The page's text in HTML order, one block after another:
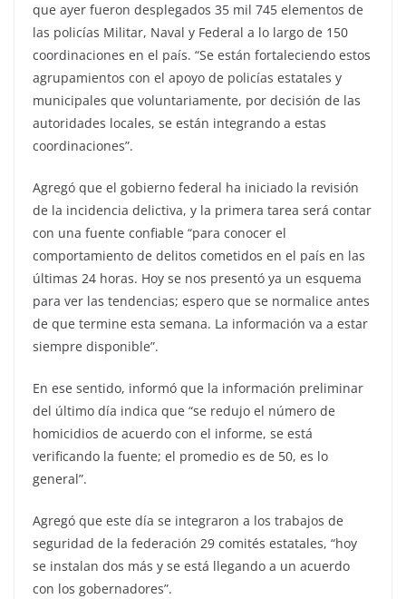
que ayer fueron desplegados 35 mil 745 elementos de
las policías Militar, Naval y Federal a lo largo de 150
coordinaciones en el país. “Se están fortaleciendo estos
agrupamientos con el apoyo de policías estatales y
municipales que voluntariamente, por decisión de las
autoridades locales, se están integrando a estas
coordinaciones”.
Agregó que el gobierno federal ha iniciado la revisión
de la incidencia delictiva, y la primera tarea será contar
con una fuente confiable “para conocer el
comportamiento de delitos cometidos en el país en las
últimas 24 horas. Hoy se nos presentó ya un esquema
para ver las tendencias; espero que se normalice antes
de que termine esta semana. La información va a estar
siempre disponible”.
En ese sentido, informó que la información preliminar
del último día indica que “se redujo el número de
homicidios de acuerdo con el informe, se está
verificando la fuente; el promedio es de 50, es lo
general”.
Agregó que este día se integraron a los trabajos de
seguridad de la federación 29 comités estatales, “hoy
se instalan dos más y se está llegando a un acuerdo
con los gobernadores”.